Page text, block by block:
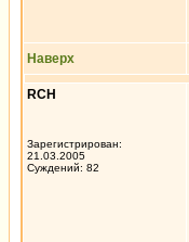
Наверх
RCH
Зарегистрирован:
21.03.2005
Суждений: 82